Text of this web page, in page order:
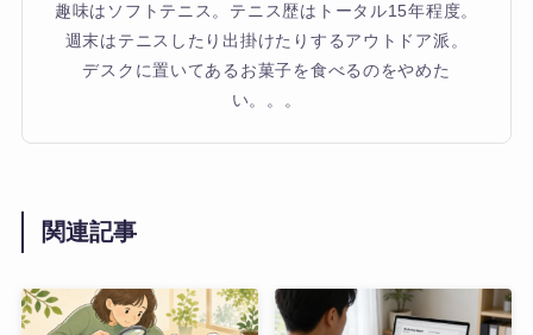
趣味はソフトテニス。テニス歴はトータル15年程度。
週末はテニスしたり出掛けたりするアウトドア派。
デスクに置いてあるお菓子を食べるのをやめた
い。。。
関連記事